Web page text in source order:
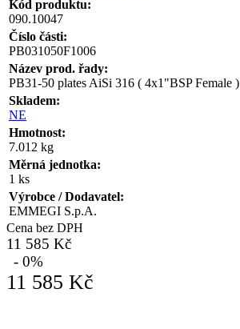
Kód produktu:
090.10047
Číslo části:
PB031050F1006
Název prod. řady:
PB31-50 plates AiSi 316 ( 4x1"BSP Female )
Skladem:
NE
Hmotnost:
7.012 kg
Měrná jednotka:
1 ks
Výrobce / Dodavatel:
EMMEGI S.p.A.
Cena bez DPH
11 585 Kč
- 0%
11 585 Kč